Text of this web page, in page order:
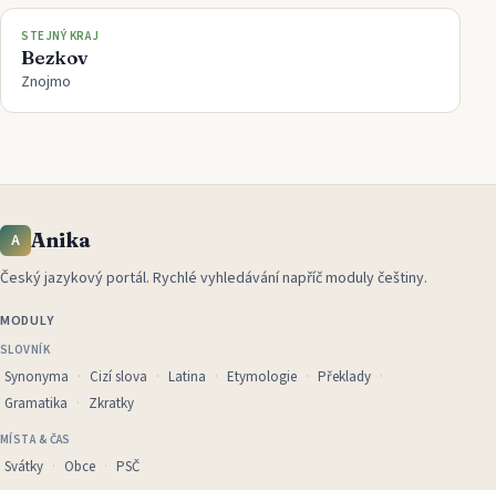
STEJNÝ KRAJ
Bezkov
Znojmo
A Anika
Český jazykový portál. Rychlé vyhledávání napříč moduly češtiny.
MODULY
SLOVNÍK
Synonyma Cizí slova Latina Etymologie
Překlady
Gramatika
Zkratky
MÍSTA & ČAS
Svátky Obce PSČ